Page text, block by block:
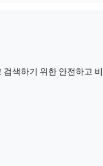
색하기 위한 안전하고